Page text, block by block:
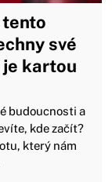
své
je kartou
budoucnosti a
kde začít?
který nám